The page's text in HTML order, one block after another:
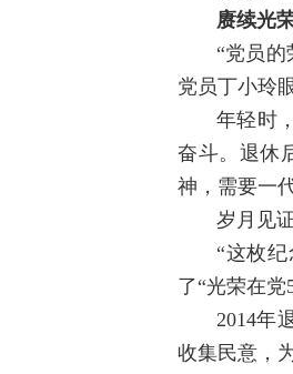
赓续光
“党员
党员丁小玲
年轻时
奋斗。退休
神，需要一
岁月见
“这枚
了“光荣在党
2014年
收集民意，